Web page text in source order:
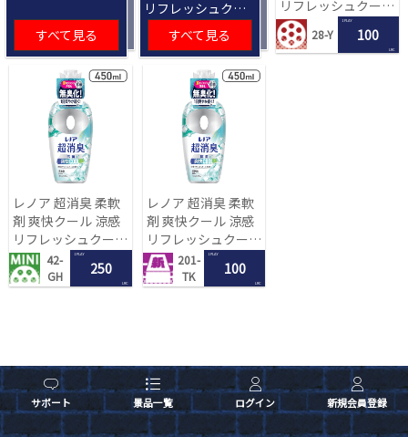
サポート 景品一覧 ログイン 新規会員登録
すべて見る
リフレッシュクー
ルの香り 450mL
すべて見る
リフレッシュクール
の香り 450mL[R]
28-Y
1 PLAY
100
LRC
レノア 超消臭 柔軟
剤 爽快クール 涼感
リフレッシュクール
の香り 450mL[R]
42-
GH
1 PLAY
250
LRC
レノア 超消臭 柔軟
剤 爽快クール 涼感
リフレッシュクール
の香り 450mL[R]
201-
TK
1 PLAY
100
LRC